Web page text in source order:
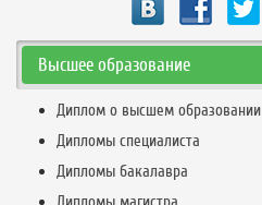
Высшее образование
Диплом о высшем образовании
Дипломы специалиста
Дипломы бакалавра